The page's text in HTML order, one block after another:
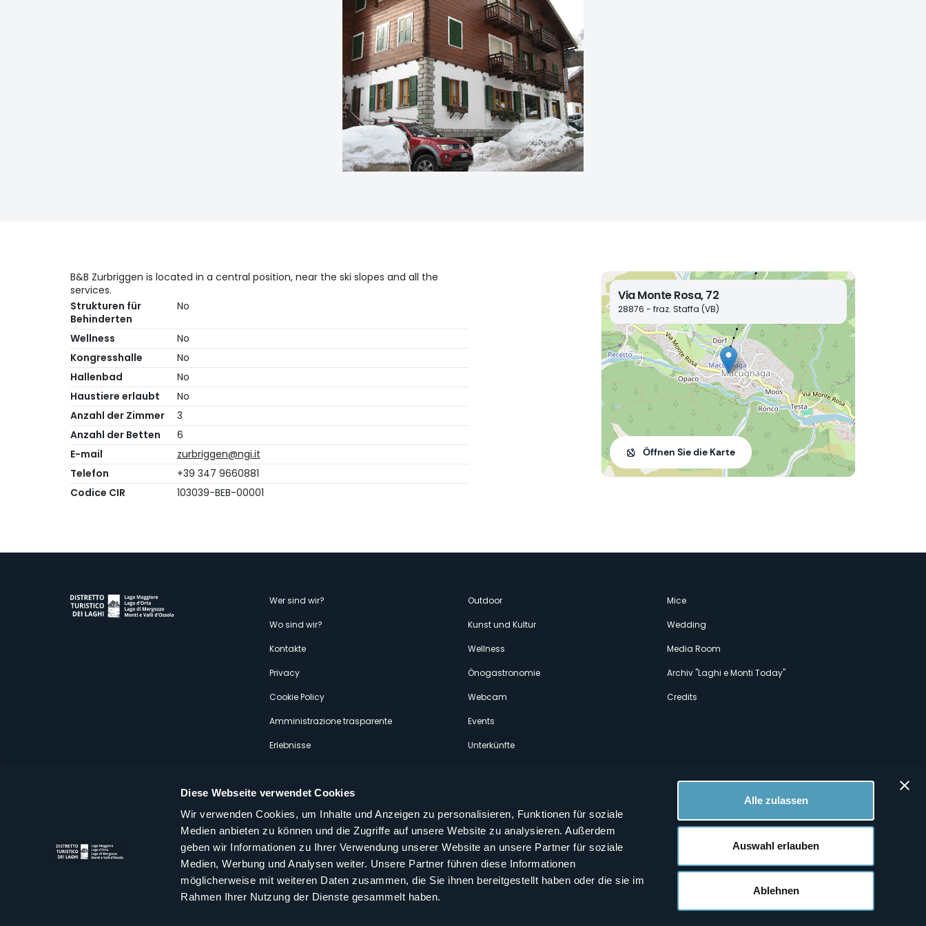
Diese Webseite verwendet Cookies
Wir verwenden Cookies, um Inhalte und Anzeigen zu personalisieren, Funktionen für soziale
Medien anbieten zu können und die Zugriffe auf unsere Website zu analysieren. Außerdem
geben wir Informationen zu Ihrer Verwendung unserer Website an unsere Partner für soziale
Medien, Werbung und Analysen weiter. Unsere Partner führen diese Informationen
möglicherweise mit weiteren Daten zusammen, die Sie ihnen bereitgestellt haben oder die sie im
Rahmen Ihrer Nutzung der Dienste gesammelt haben.
Alle zulassen
Auswahl erlauben
Ablehnen
B&B Zurbriggen is located in a central position, near the ski slopes and all the
services.
Strukturen für
Behinderten
No
Wellness
No
Kongresshalle
No
Hallenbad
No
Haustiere erlaubt
No
Anzahl der Zimmer
3
Anzahl der Betten
6
E-mail
zurbriggen@ngi.it
Telefon
+39 347 9660881
Codice CIR
103039-BEB-00001
Via Monte Rosa, 72
28876 - fraz. Staffa (VB)
Öffnen Sie die Karte
Menù
secondario
Wer sind wir?
Wo sind wir?
Kontakte
Privacy
Cookie Policy
Amministrazione trasparente
Erlebnisse
Outdoor
Kunst und Kultur
Wellness
Önogastronomie
Webcam
Events
Unterkünfte
Mice
Wedding
Media Room
Archiv "Laghi e Monti Today"
Credits
Distretto Turistico dei Laghi Scrl
Sede legale e operativa: Corso Italia 26 - 28838 Stresa VB - Italy
infoturismo@distrettolaghi.itedistrettolaghi@legalmail.it
Folgen Sie uns auf unseren sozialen Profilen